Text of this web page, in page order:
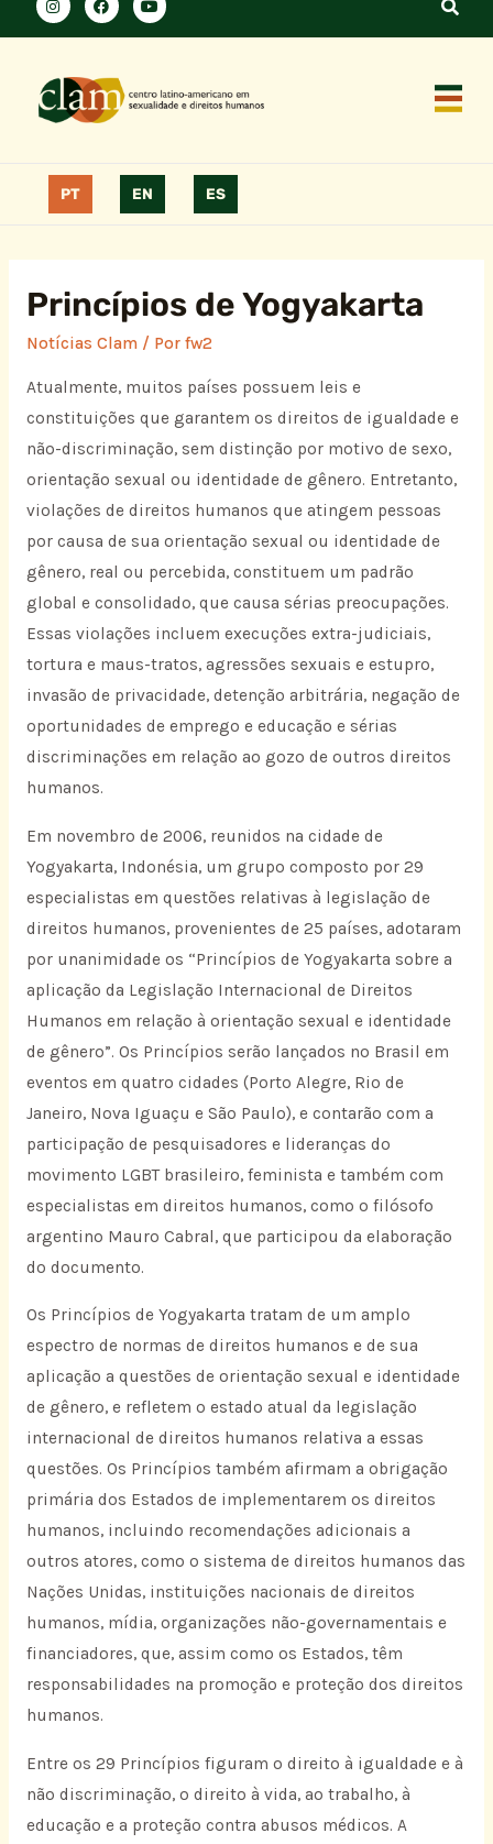
PT EN ES
Princípios de Yogyakarta
Notícias Clam/ Por fw2
Atualmente, muitos países possuem leis e
constituições que garantem os direitos de igualdade e
não-discriminação, sem distinção por motivo de sexo,
orientação sexual ou identidade de gênero. Entretanto,
violações de direitos humanos que atingem pessoas
por causa de sua orientação sexual ou identidade de
gênero, real ou percebida, constituem um padrão
global e consolidado, que causa sérias preocupações.
Essas violações incluem execuções extra-judiciais,
tortura e maus-tratos, agressões sexuais e estupro,
invasão de privacidade, detenção arbitrária, negação de
oportunidades de emprego e educação e sérias
discriminações em relação ao gozo de outros direitos
humanos.
Em novembro de 2006, reunidos na cidade de
Yogyakarta, Indonésia, um grupo composto por 29
especialistas em questões relativas à legislação de
direitos humanos, provenientes de 25 países, adotaram
por unanimidade os “Princípios de Yogyakarta sobre a
aplicação da Legislação Internacional de Direitos
Humanos em relação à orientação sexual e identidade
de gênero”. Os Princípios serão lançados no Brasil em
eventos em quatro cidades (Porto Alegre, Rio de
Janeiro, Nova Iguaçu e São Paulo), e contarão com a
participação de pesquisadores e lideranças do
movimento LGBT brasileiro, feminista e também com
especialistas em direitos humanos, como o filósofo
argentino Mauro Cabral, que participou da elaboração
do documento.
Os Princípios de Yogyakarta tratam de um amplo
espectro de normas de direitos humanos e de sua
aplicação a questões de orientação sexual e identidade
de gênero, e refletem o estado atual da legislação
internacional de direitos humanos relativa a essas
questões. Os Princípios também afirmam a obrigação
primária dos Estados de implementarem os direitos
humanos, incluindo recomendações adicionais a
outros atores, como o sistema de direitos humanos das
Nações Unidas, instituições nacionais de direitos
humanos, mídia, organizações não-governamentais e
financiadores, que, assim como os Estados, têm
responsabilidades na promoção e proteção dos direitos
humanos.
Entre os 29 Princípios figuram o direito à igualdade e à
não discriminação, o direito à vida, ao trabalho, à
educação e a proteção contra abusos médicos. A